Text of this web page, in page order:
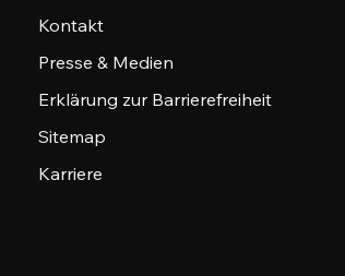
Kontakt
Presse & Medien
Erklärung zur Barrierefreiheit
Sitemap
Karriere